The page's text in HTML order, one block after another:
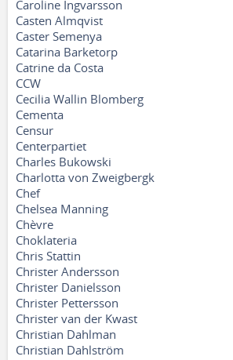
Caroline Ingvarsson
Casten Almqvist
Caster Semenya
Catarina Barketorp
Catrine da Costa
CCW
Cecilia Wallin Blomberg
Cementa
Censur
Centerpartiet
Charles Bukowski
Charlotta von Zweigbergk
Chef
Chelsea Manning
Chèvre
Choklateria
Chris Stattin
Christer Andersson
Christer Danielsson
Christer Pettersson
Christer van der Kwast
Christian Dahlman
Christian Dahlström